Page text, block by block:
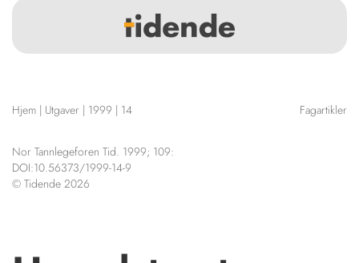
Tidligere utgaver
HENVISNINGER
KURSKALENDER
STILLINGER
KJØP & SALG
KONTAKT
Hjem | Utgaver | 1999 | 14 Fagartikler
Nor Tannlegeforen Tid. 1999; 109:
DOI:10.56373/1999-14-9
© Tidende 2026